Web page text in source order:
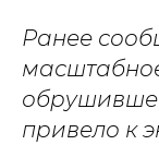
Ранее
привело к